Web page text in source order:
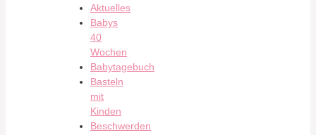
Aktuelles
Babys
40
Wochen
Babytagebuch
Basteln
mit
Kinden
Beschwerden